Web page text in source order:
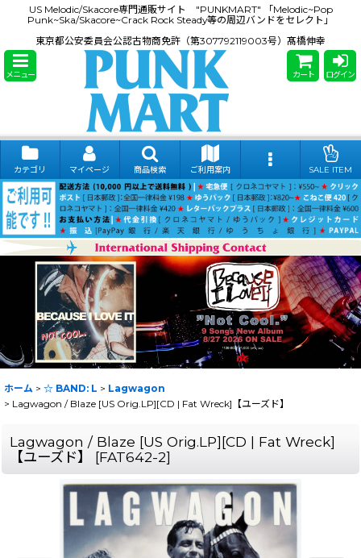
US Melodic/Skacore専門通販サイト "PUNKMART" 「Melodic~Pop
Punk~Ska/Skacore~Crack Rock Steady等の周辺バンドをセレクト」
東京都公安委員会公認古物商免許（第307792119003号）髙橋伸幸
メニュー カート ログイン
カテゴリ マイページ 商品検索 ご利用案内 SALE ITEM
ホーム > ☆ BAND: L > Lagwagon
> Lagwagon / Blaze [US Orig.LP][CD | Fat Wreck]【ユーズド】
Lagwagon / Blaze [US Orig.LP][CD | Fat Wreck]
【ユーズド】
[FAT642-2]